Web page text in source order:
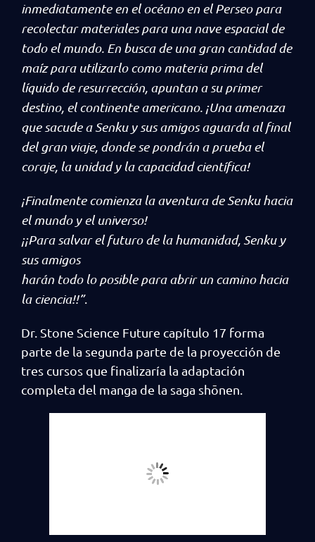
inmediatamente en el océano en el Perseo para
recolectar materiales para una nave espacial de
todo el mundo. En busca de una gran cantidad de
maíz para utilizarlo como materia prima del
líquido de resurrección, apuntan a su primer
destino, el continente americano. ¡Una amenaza
que sacude a Senku y sus amigos aguarda al final
del gran viaje, donde se pondrán a prueba el
coraje, la unidad y la capacidad científica!
¡Finalmente comienza la aventura de Senku hacia
el mundo y el universo!
¡¡Para salvar el futuro de la humanidad, Senku y
sus amigos
harán todo lo posible para abrir un camino hacia
la ciencia!!”.
Dr. Stone Science Future capítulo 17 forma
parte de la segunda parte de la proyección de
tres cursos que finalizaría la adaptación
completa del manga de la saga shōnen.